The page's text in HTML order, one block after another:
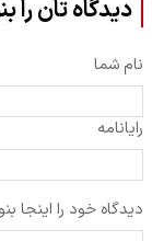
دیدگاه تان را
نام شما
رایانامه
دیدگاه خود را اینجا